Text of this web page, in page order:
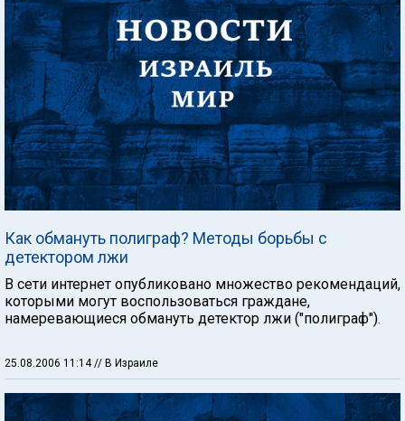
Как обмануть полиграф? Методы борьбы с
детектором лжи
В сети интернет опубликовано множество рекомендаций,
которыми могут воспользоваться граждане,
намеревающиеся обмануть детектор лжи ("полиграф").
25.08.2006 11:14 // В Израиле